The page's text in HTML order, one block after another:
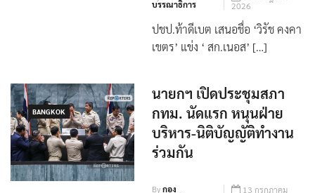
Byกอง
บรรณาธิการ
13 กรกฎาคม
2026
BANGKOK
นายกฯ เปิดประชุมสภา
กทม. นัดแรก หนุนฝ่าย
บริหาร-นิติบัญญัติทำงาน
ร่วมกัน